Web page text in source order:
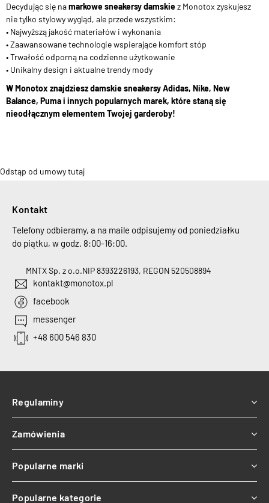
Decydując się namarkowe sneakersy damskiez Monotox zyskujesz
nie tylko stylowy wygląd, ale przede wszystkim:
• Najwyższą jakość materiałów i wykonania
• Zaawansowane technologie wspierające komfort stóp
• Trwałość odporną na codzienne użytkowanie
• Unikalny design i aktualne trendy mody
W Monotox znajdziesz damskie sneakersy Adidas, Nike, New
Balance, Puma i innych popularnych marek, które staną się
nieodłącznym elementem Twojej garderoby!
Odstąp od umowy tutaj
Kontakt
Telefony odbieramy, a na maile odpisujemy od poniedziałku
do piątku, w godz. 8:00-16:00.
MNTX Sp. z o.o.NIP 8393226193, REGON 520508894
kontakt@monotox.pl
facebook
messenger
+48 600 546 830
Regulaminy
Zamówienia
Popularne marki
Popularne kategorie